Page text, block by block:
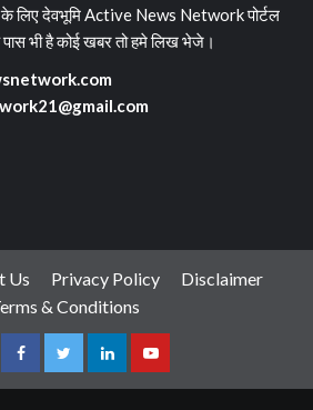
के लिए देवभूमि Active News Network पोर्टल
भी है कोई खबर तो हमे लिख भेजे।
Us Privacy Policy
Disclaimer
& Conditions
FacebookTwitterLinkedinYoutube